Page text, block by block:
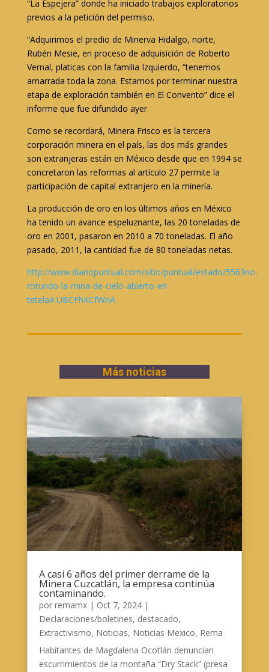
“La Espejera” donde ha iniciado trabajos exploratorios
previos a la petición del permiso.
“Adquirimos el predio de Minerva Hidalgo, norte,
Rubén Mesie, en proceso de adquisición de Roberto
Vernal, platicas con la familia Izquierdo, “tenemos
amarrada toda la zona. Estamos por terminar nuestra
etapa de exploración también en El Convento” dice el
informe que fue difundido ayer
Como se recordará, Minera Frisco es la tercera
corporación minera en el país, las dos más grandes
son extranjeras están en México desde que en 1994 se
concretaron las reformas al artículo 27 permite la
participación de capital extranjero en la minería.
La producción de oro en los últimos años en México
ha tenido un avance espeluznante, las 20 toneladas de
oro en 2001, pasaron en 2010 a 70 toneladas. El año
pasado, 2011, la cantidad fue de 80 toneladas netas.
http://www.diariopuntual.com/sitio/puntual/estado/5563no-
rotundo-la-mina-de-cielo-abierto-en-
tetela#.UBCFhKCfWnA
Más noticias
A casi 6 años del primer derrame de la
Minera Cuzcatlán, la empresa continúa
contaminando.
por remamx| Oct 7, 2024|
Declaraciones/boletines, destacado,
Extractivismo, Noticias, Noticias Mexico, Rema
Habitantes de Magdalena Ocotlán denuncian
escurrimientos de la montaña “Dry Stack” (presa